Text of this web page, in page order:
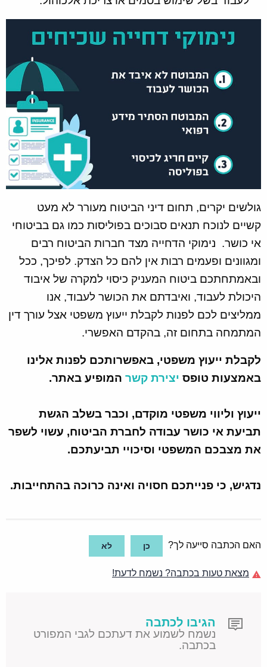
גולשים יקרים, תחום דיני הביטוח מעורר לא מעט
קשיים לנוכח תנאים סבוכים בפוליסות כמו גם בביטוחי
אי כושר. נימוקי הדחייה מצד חברות הביטוח רבים
ומגוונים ופעמים רבות אין להם כל הצדק. לפיכך, ככל
ובאמתחתכם ביטוח המעניק כיסוי למקרה של איבוד
היכולת לעבוד, ואיבדתם את הכושר לעבוד, אנו
ממליצים לכם לפנות לקבלת ייעוץ משפטי אצל עורך דין
המתמחה בתחום זה, בהקדם האפשרי.
לקבלת ייעוץ משפטי, באפשרותכם לפנות אלינו
באמצעות טופס יצירת קשר המופיע באתר.
ייעוץ וליווי משפטי מוקדם, וכבר בשלב הגשת
תביעת אי כושר עבודה לחברת הביטוח, עשוי לשפר
את מצבכם המשפטי וסיכויי תביעתכם.
נדגיש, כי פנייתכם חסויה ואינה כרוכה בהתחייבות.
האם הכתבה סייעה לך? כן לא
מצאת טעות בכתבה? נשמח לדעת!
הגיבו לכתבה
נשמח לשמוע את דעתכם לגבי המפורט
בכתבה.